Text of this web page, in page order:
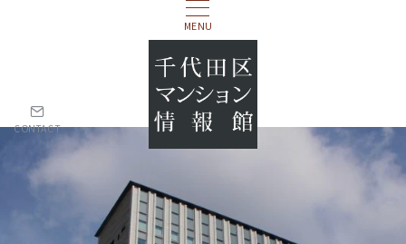
MENU
CONTACT